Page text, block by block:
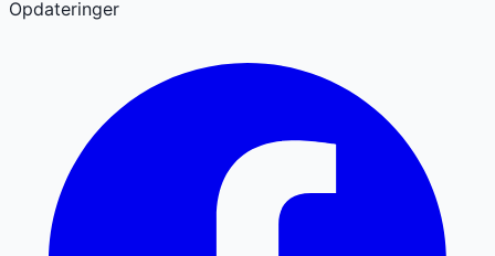
Opdateringer